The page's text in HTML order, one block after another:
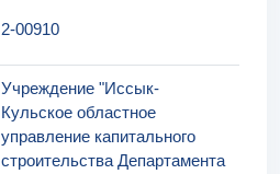
2-00910
Учреждение "Иссык-
Кульское областное
управление капитального
строительства Департамента